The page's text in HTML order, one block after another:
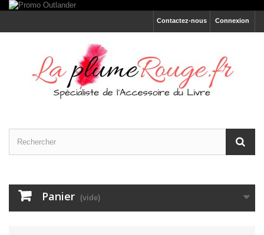
Connexion
Contactez-nous
Panier (vide)